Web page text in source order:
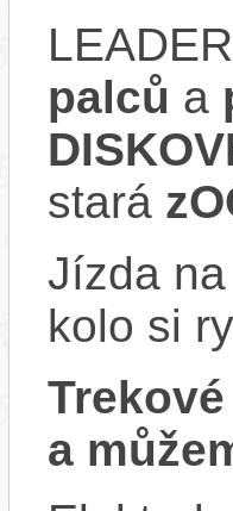
palců a
stará
Jízda
kolo si
a